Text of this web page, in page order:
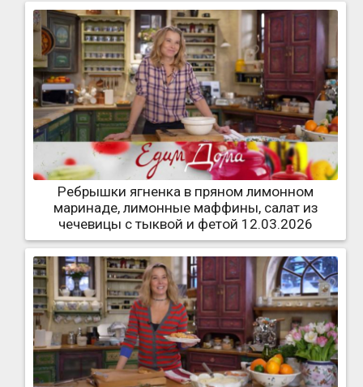
Ребрышки ягненка в пряном лимонном
маринаде, лимонные маффины, салат из
чечевицы с тыквой и фетой 12.03.2026